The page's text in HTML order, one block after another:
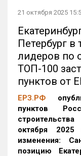
21 октября 2025
Петербург
лидеров по
ТОП-100
пунктов от
ЕРЗ.РФ
пунктов
октября
изменения:
позицию